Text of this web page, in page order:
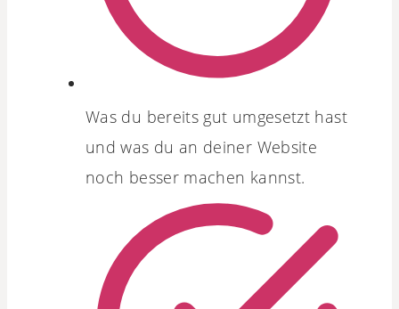
Was du bereits gut umgesetzt hast
und was du an deiner Website
noch besser machen kannst.